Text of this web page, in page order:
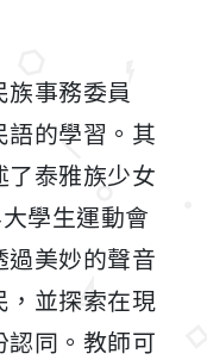
事務委員
的學習。其
了泰雅族少女
學生運動會
美妙的聲音
，並探索在現
同。教師可